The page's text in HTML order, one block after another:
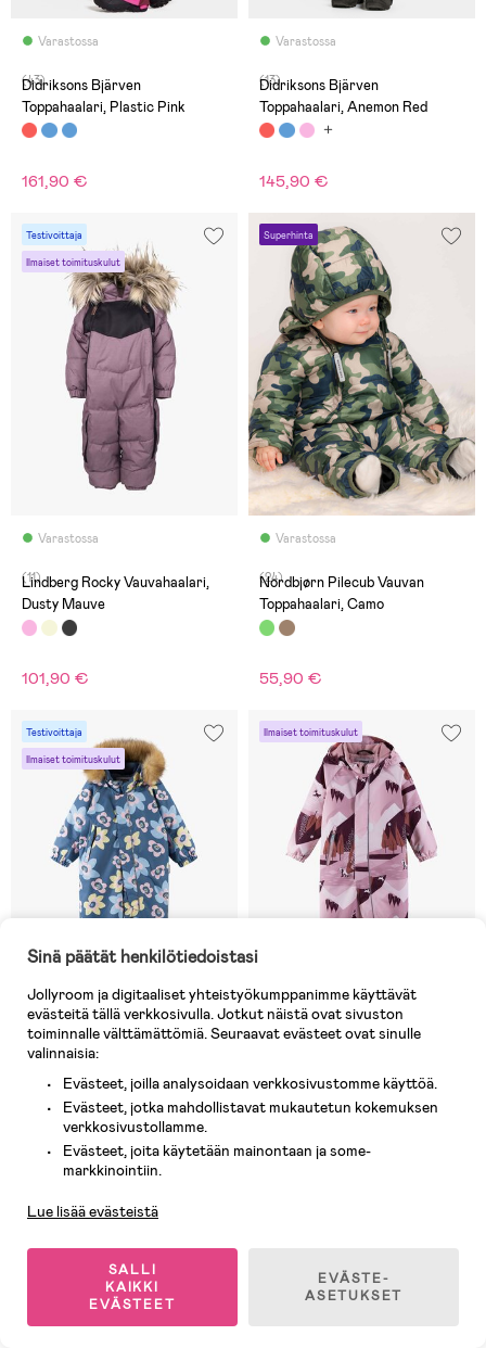
Varastossa
(43)
Didriksons Bjärven
Toppahaalari, Plastic Pink
161,90 €
Varastossa
(13)
Didriksons Bjärven
Toppahaalari, Anemon Red
145,90 €
Testivoittaja
Ilmaiset toimituskulut
Varastossa
(11)
Lindberg Rocky Vauvahaalari,
Dusty Mauve
101,90 €
Superhinta
Varastossa
(24)
Nordbjørn Pilecub Vauvan
Toppahaalari, Camo
55,90 €
Testivoittaja
Ilmaiset toimituskulut
9 JÄLJELLÄ
Reimatec Lappi Toppahaalari,
Blue Ocean
149,90 €
Ilmaiset toimituskulut
Varastossa
(0)
Reimatec Puhuri Toppahaalari,
Grey Pink
Sinä päätät henkilötiedoistasi
Jollyroom ja digitaaliset yhteistyökumppanimme käyttävät
evästeitä tällä verkkosivulla. Jotkut näistä ovat sivuston
toiminnalle välttämättömiä. Seuraavat evästeet ovat sinulle
valinnaisia:
Evästeet, joilla analysoidaan verkkosivustomme käyttöä.
Evästeet, jotka mahdollistavat mukautetun kokemuksen
verkkosivustollamme.
Evästeet, joita käytetään mainontaan ja some-
markkinointiin.
Lue lisää evästeistä
SALLI
KAIKKI
EVÄSTEET
EVÄSTE-
ASETUKSET